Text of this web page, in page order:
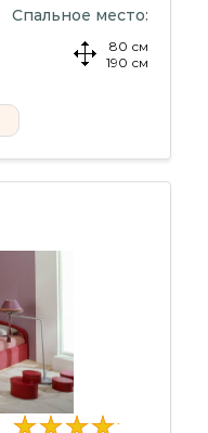
Спальное место:
80 см
190 см